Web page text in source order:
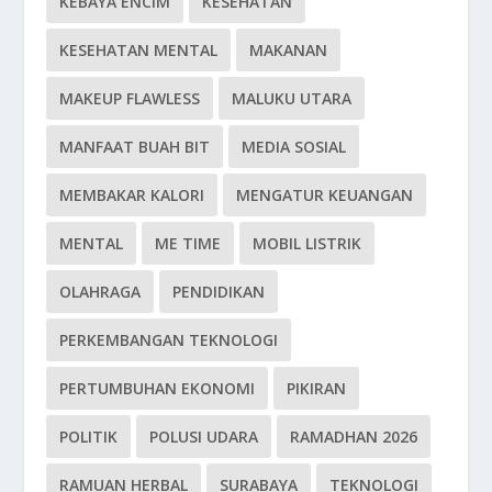
KESEHATAN MENTAL MAKANAN
MAKEUP FLAWLESS MALUKU UTARA
MANFAAT BUAH BIT MEDIA SOSIAL
MEMBAKAR KALORI MENGATUR KEUANGAN
MENTAL ME TIME MOBIL LISTRIK
OLAHRAGA PENDIDIKAN
PERKEMBANGAN TEKNOLOGI
PERTUMBUHAN EKONOMI PIKIRAN
POLITIK POLUSI UDARA RAMADHAN 2026
RAMUAN HERBAL SURABAYA TEKNOLOGI